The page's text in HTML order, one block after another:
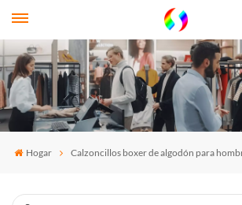
Hogar Calzoncillos boxer de algodón para